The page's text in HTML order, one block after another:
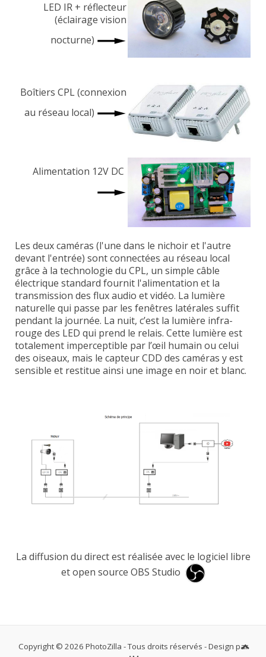
LED IR + réflecteur
(éclairage vision
nocturne)
Boîtiers CPL (connexion
au réseau local)
Alimentation 12V DC
Les deux caméras (l'une dans le nichoir et l'autre
devant l'entrée) sont connectées au réseau local
grâce à la technologie du CPL, un simple câble
électrique standard fournit l'alimentation et la
transmission des flux audio et vidéo. La lumière
naturelle qui passe par les fenêtres latérales suffit
pendant la journée. La nuit, c’est la lumière infra-
rouge des LED qui prend le relais. Cette lumière est
totalement imperceptible par l’œil humain ou celui
des oiseaux, mais le capteur CDD des caméras y est
sensible et restitue ainsi une image en noir et blanc.
La diffusion du direct est réalisée avec le logiciel libre
et open source OBS Studio
Copyright © 2026 PhotoZilla - Tous droits réservés - Design par